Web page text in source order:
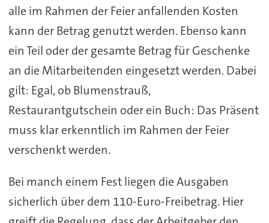
alle im Rahmen der Feier anfallenden Kosten
kann der Betrag genutzt werden. Ebenso kann
ein Teil oder der gesamte Betrag für Geschenke
an die Mitarbeitenden eingesetzt werden. Dabei
gilt: Egal, ob Blumenstrauß,
Restaurantgutschein oder ein Buch: Das Präsent
muss klar erkenntlich im Rahmen der Feier
verschenkt werden.
Bei manch einem Fest liegen die Ausgaben
sicherlich über dem 110-Euro-Freibetrag. Hier